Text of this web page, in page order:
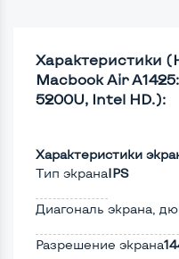
Характеристики
Macbook Air
5200U, Intel HD.):
Характеристики
Тип экранаIPS
Диагональ экрана,
Разрешение экрана